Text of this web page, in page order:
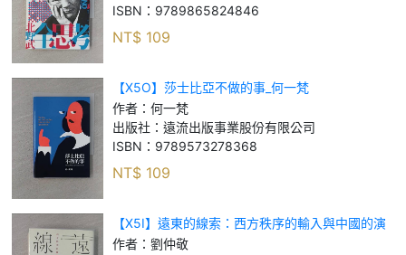
ISBN： 9789865824846
NT$ 109
【X5O】莎士比亞不做的事_何一梵
作者： 何一梵
出版社： 遠流出版事業股份有限公司
ISBN： 9789573278368
NT$ 109
【X5I】遠東的線索：西方秩序的輸入與中國的演
變_劉仲敬
作者： 劉仲敬